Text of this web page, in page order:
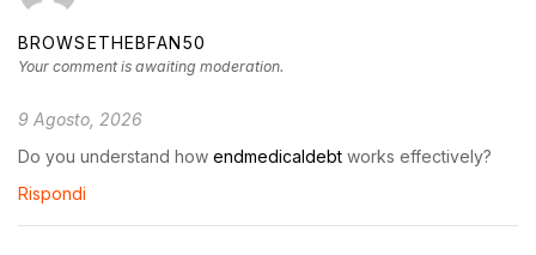
BROWSETHEBFAN50
Your comment is awaiting moderation.
9 Agosto, 2026
Do you understand how endmedicaldebt works effectively?
Rispondi